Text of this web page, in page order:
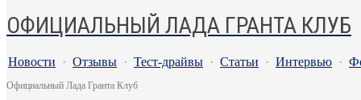
ОФИЦИАЛЬНЫЙ ЛАДА ГРАНТА КЛУБ
Новости · Отзывы · Тест-драйвы · Статьи · Интервью ·
Официальный Лада Гранта Клуб